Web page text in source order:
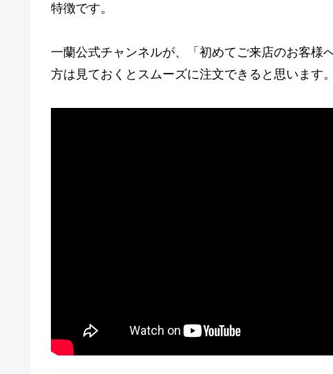
特徴です。
一蘭公式チャンネルが、「初めてご来店のお客様
方は見ておくとスムーズに注文できると思います。